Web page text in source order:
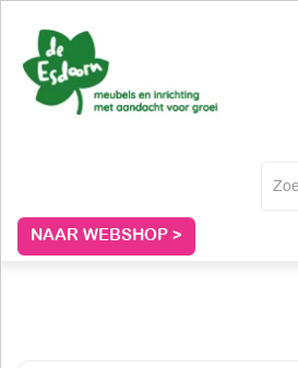
NAAR WEBSHOP >